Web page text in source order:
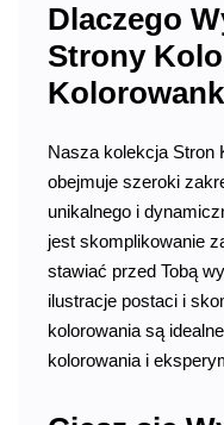
Dlaczego
Strony
Nasza kolekcja Stron
obejmuje szeroki
unikalnego i
jest skomplikowanie
stawiać przed Tobą
ilustracje postaci i
kolorowania są
kolorowania i